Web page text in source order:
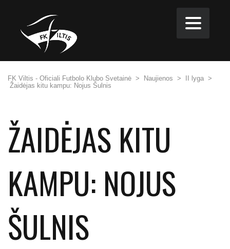
FK Viltis - Oficiali Futbolo Klubo Svetainė > Naujienos > II lyga >
Žaidėjas kitu kampu: Nojus Šulnis
ŽAIDĖJAS KITU
KAMPU: NOJUS
ŠULNIS